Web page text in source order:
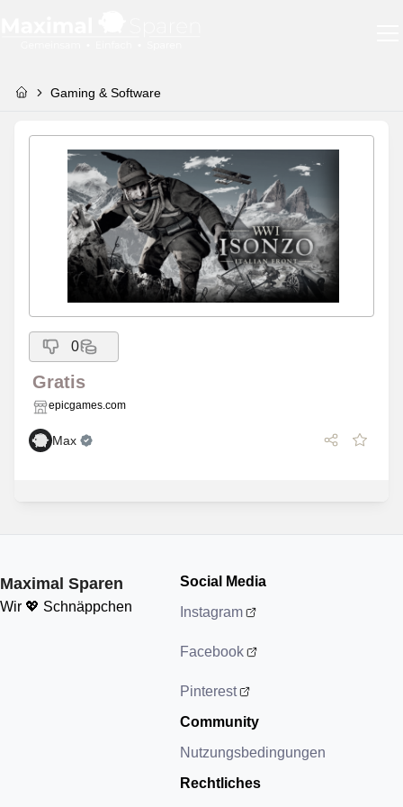
Gaming & Software
0
Gratis
epicgames.com
Max
Maximal Sparen
Wir 💖 Schnäppchen
Social Media
Instagram
Facebook
Pinterest
Community
Nutzungsbedingungen
Rechtliches